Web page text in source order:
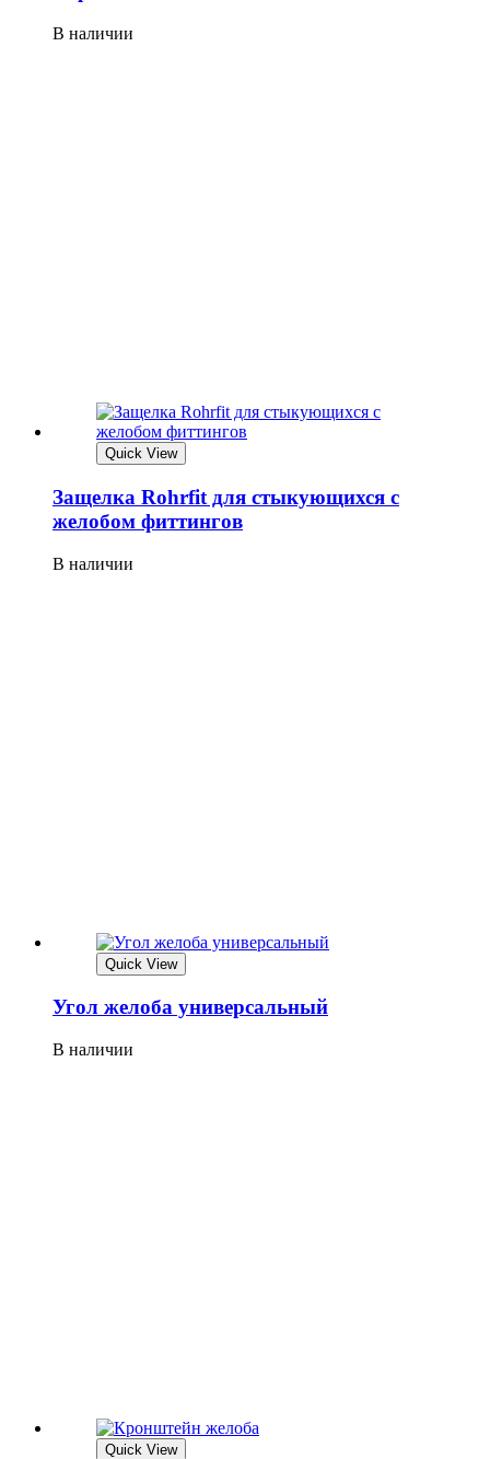
В наличии
Quick View
Защелка Rohrfit для стыкующихся с
желобом фиттингов
В наличии
Quick View
Угол желоба универсальный
В наличии
Quick View